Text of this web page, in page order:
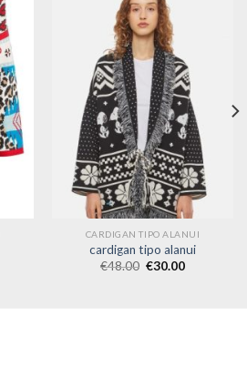
CARDIGAN TIPO ALANUI
cardigan tipo alanui
€48.00 €30.00